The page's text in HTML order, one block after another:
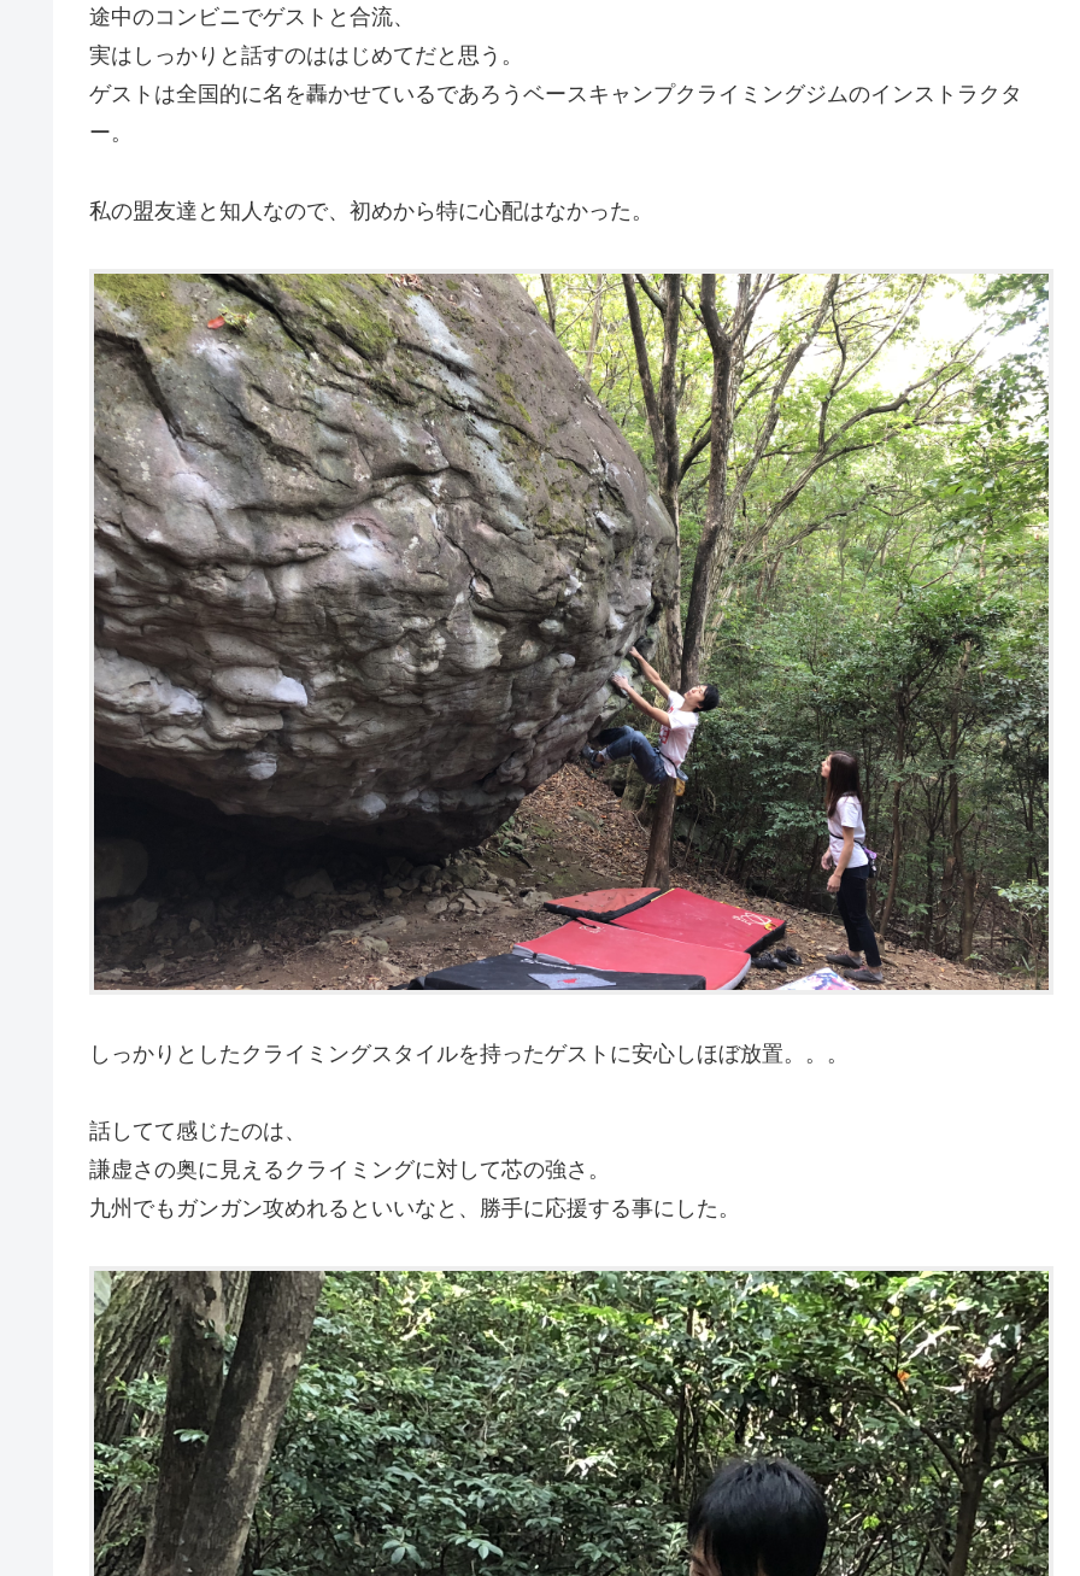
途中のコンビニでゲストと合流、
実はしっかりと話すのははじめてだと思う。
ゲストは全国的に名を轟かせているであろうベースキャンプクライミングジムのインストラクタ
ー。
私の盟友達と知人なので、初めから特に心配はなかった。
しっかりとしたクライミングスタイルを持ったゲストに安心しほぼ放置。。。
話してて感じたのは、
謙虚さの奥に見えるクライミングに対して芯の強さ。
九州でもガンガン攻めれるといいなと、勝手に応援する事にした。